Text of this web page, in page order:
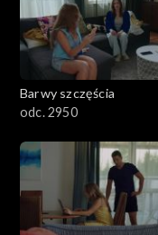
Barwy szczęścia
odc. 2950